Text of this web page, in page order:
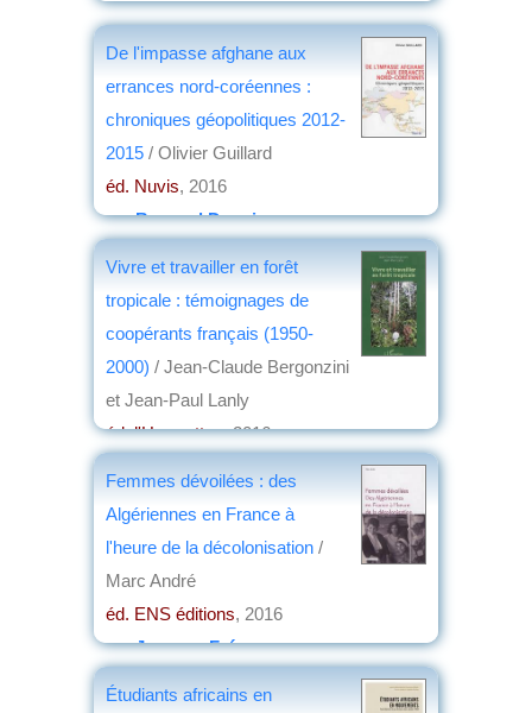
De l'impasse afghane aux
errances nord-coréennes :
chroniques géopolitiques 2012-
2015 / Olivier Guillard
éd. Nuvis, 2016
parBernard Dupaigne
Vivre et travailler en forêt
tropicale : témoignages de
coopérants français (1950-
2000) / Jean-Claude Bergonzini
et Jean-Paul Lanly
éd. l'Harmattan, 2016
Femmes dévoilées : des
Algériennes en France à
l'heure de la décolonisation /
Marc André
éd. ENS éditions, 2016
parJacques Frémeaux
Étudiants africains en